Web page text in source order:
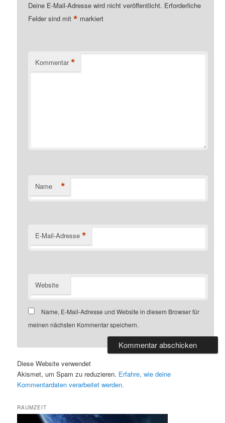
Deine E-Mail-Adresse wird nicht veröffentlicht. Erforderliche
Felder sind mit* markiert
Kommentar *
Name *
E-Mail-Adresse *
Website
Name, E-Mail-Adresse und Website in diesem Browser für
meinen nächsten Kommentar speichern.
Diese Website verwendet
Akismet, um Spam zu reduzieren. Erfahre, wie deine
Kommentardaten verarbeitet werden.
RAUMZEIT